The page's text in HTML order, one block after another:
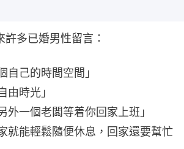
多已婚男性留言：
自己的時間空間」
由時光」
外一個老闆等着你回家上班」
就能輕鬆隨便休息，回家還要幫忙